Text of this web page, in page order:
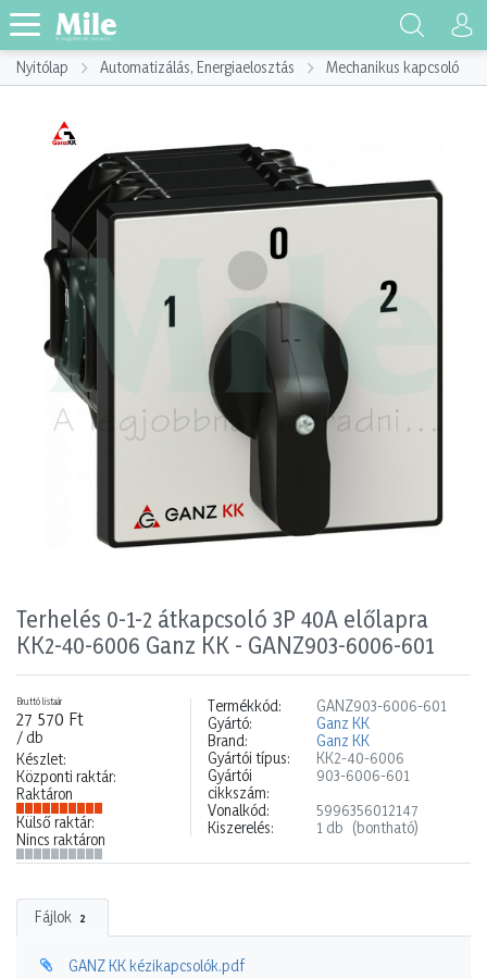
Nyitólap Automatizálás, Energiaelosztás Mechanikus kapcsoló
Terhelés 0-1-2 átkapcsoló 3P 40A előlapra
KK2-40-6006 Ganz KK - GANZ903-6006-601
Bruttó listaár
27 570 Ft
/ db
Készlet:
Központi raktár:
Raktáron
Külső raktár:
Nincs raktáron
Termékkód:
GANZ903-6006-601
Gyártó:
Ganz KK
Brand:
Ganz KK
Gyártói típus:
KK2-40-6006
Gyártói
cikkszám:
903-6006-601
Vonalkód:
5996356012147
Kiszerelés:
1 db (bontható)
Fájlok 2
GANZ KK kézikapcsolók.pdf